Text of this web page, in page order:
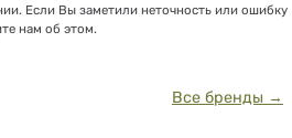
Если Вы заметили неточность или ошибку
нам об этом.
Все бренды →